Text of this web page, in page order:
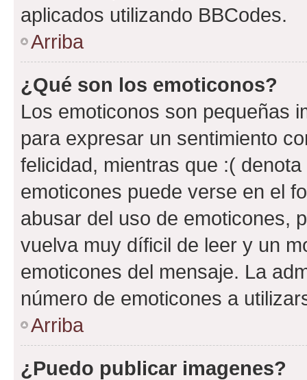
aplicados utilizando BBCodes.
Arriba
¿Qué son los emoticonos?
Los emoticonos son pequeñas
para expresar un sentimiento
felicidad, mientras que :(
emoticones puede verse en el
abusar del uso de emoticones,
vuelva muy díficil de leer y un
emoticones del mensaje. La
número de emoticones a
Arriba
¿Puedo publicar imagenes?